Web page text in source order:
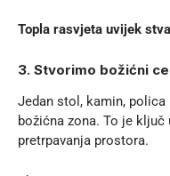
Topla rasvjeta uvijek
3. Stvorimo božićni
Jedan stol, kamin,
božićna zona. To je
pretrpavanja prostora.